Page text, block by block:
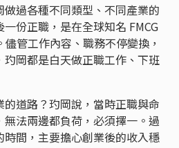
過各種不同類型、不同產業的
份正職，是在全球知名 FMCG
管工作內容、職務不停變換，
岡都是白天做正職工作、下班
道路？玓岡說，當時正職與命
法兩邊都負荷，必須擇一。過
間，主要擔心創業後的收入穩